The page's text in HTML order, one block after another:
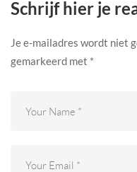
Schrijf hier je
Je e-mailadres wordt niet
gemarkeerd met *